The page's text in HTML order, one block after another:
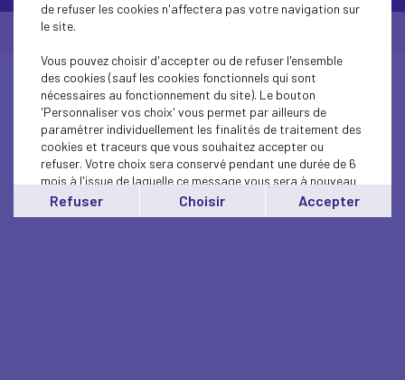
de refuser les cookies n'affectera pas votre navigation sur
le site.
Vous pouvez choisir d'accepter ou de refuser l'ensemble
des cookies (sauf les cookies fonctionnels qui sont
nécessaires au fonctionnement du site). Le bouton
'Personnaliser vos choix' vous permet par ailleurs de
paramétrer individuellement les finalités de traitement des
cookies et traceurs que vous souhaitez accepter ou
refuser. Votre choix sera conservé pendant une durée de 6
mois à l'issue de laquelle ce message vous sera à nouveau
affiché..
Vous pouvez modifier votre choix à tout moment en
Refuser Choisir Accepter